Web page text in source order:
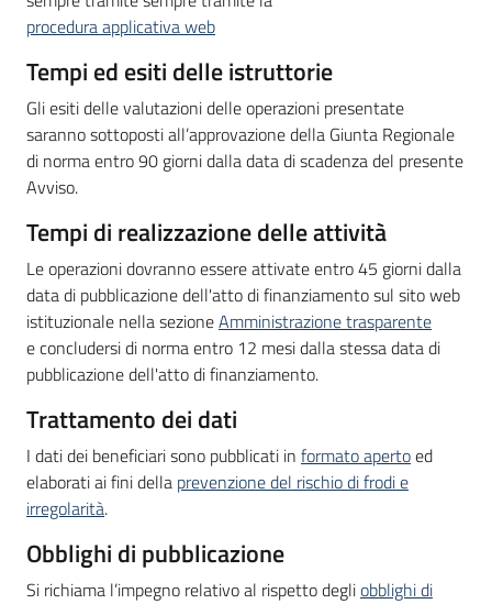
procedura applicativa web
Tempi ed esiti delle istruttorie
Gli esiti delle valutazioni delle operazioni presentate
saranno sottoposti all’approvazione della Giunta Regionale
di norma entro 90 giorni dalla data di scadenza del presente
Avviso.
Tempi di realizzazione delle attività
Le operazioni dovranno essere attivate entro 45 giorni dalla
data di pubblicazione dell'atto di finanziamento sul sito web
istituzionale nella sezioneAmministrazione trasparente
e concludersi di norma entro 12 mesi dalla stessa data di
pubblicazione dell'atto di finanziamento.
Trattamento dei dati
I dati dei beneficiari sono pubblicati in formato apertoed
elaborati ai fini della prevenzione del rischio di frodi e
irregolarità.
Obblighi di pubblicazione
Si richiama l’impegno relativo al rispetto degliobblighi di